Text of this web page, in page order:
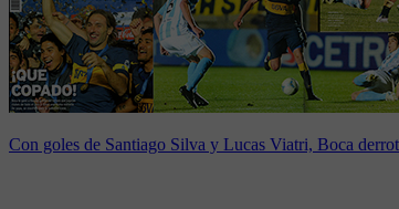
Con goles de Santiago Silva y Lucas Viatri, Boca